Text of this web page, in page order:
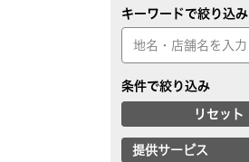
キーワードで絞り込み
条件で絞り込み
リセット
提供サービス